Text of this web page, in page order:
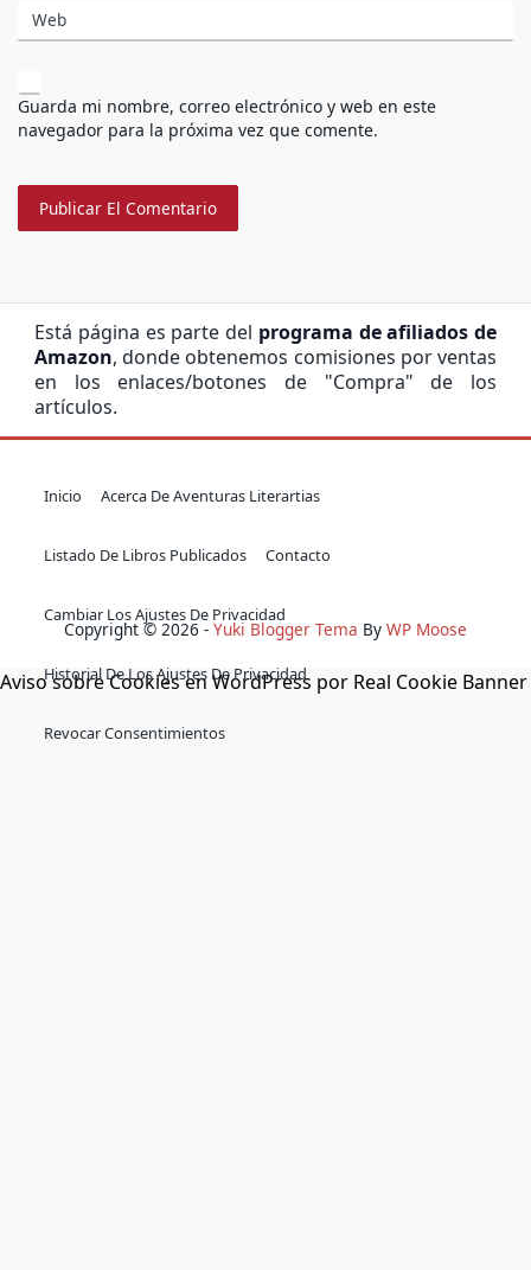
Web
Guarda mi nombre, correo electrónico y web en este
navegador para la próxima vez que comente.
Está página es parte del programa de afiliados de
Amazon, donde obtenemos comisiones por ventas
en los enlaces/botones de "Compra" de los
artículos.
Inicio Acerca De Aventuras Literartias
Listado De Libros Publicados Contacto
Cambiar Los Ajustes De Privacidad
Historial De Los Ajustes De Privacidad
Revocar Consentimientos
Copyright © 2026 - Yuki Blogger Tema By WP Moose
Aviso sobre Cookies en WordPress por Real Cookie Banner